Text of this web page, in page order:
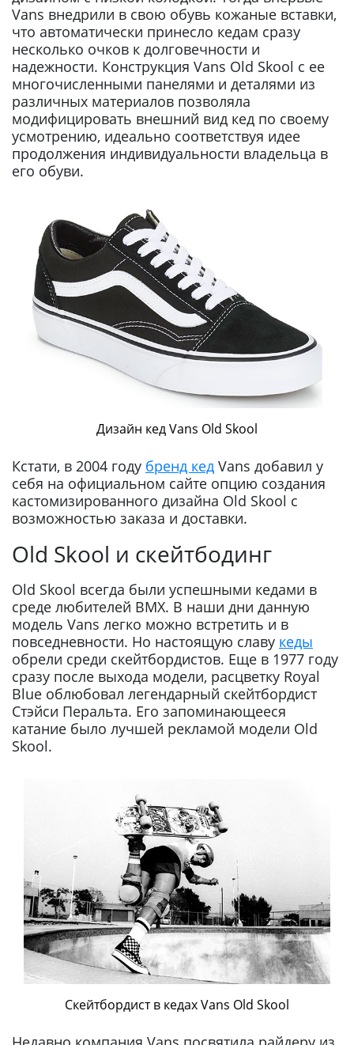
Vans внедрили в свою обувь кожаные вставки,
что автоматически принесло кедам сразу
несколько очков к долговечности и
надежности. Конструкция Vans Old Skool с ее
многочисленными панелями и деталями из
различных материалов позволяла
модифицировать внешний вид кед по своему
усмотрению, идеально соответствуя идее
продолжения индивидуальности владельца в
его обуви.
Дизайн кед Vans Old Skool
Кстати, в 2004 году бренд кед Vans добавил у
себя на официальном сайте опцию создания
кастомизированного дизайна Old Skool с
возможностью заказа и доставки.
Old Skool и скейтбодинг
Old Skool всегда были успешными кедами в
среде любителей BMX. В наши дни данную
модель Vans легко можно встретить и в
повседневности. Но настоящую славу кеды
обрели среди скейтбордистов. Еще в 1977 году
сразу после выхода модели, расцветку Royal
Blue облюбовал легендарный скейтбордист
Стэйси Перальта. Его запоминающееся
катание было лучшей рекламой модели Old
Skool.
Скейтбордист в кедах Vans Old Skool